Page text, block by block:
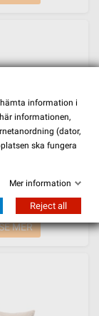
kr
MER
information i
informationen,
(dator,
ska fungera
Mer information
Reject all